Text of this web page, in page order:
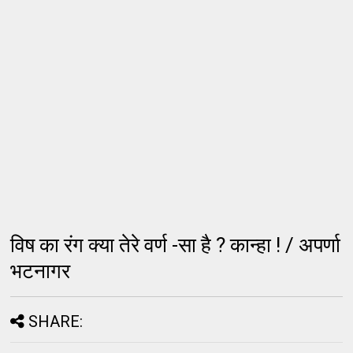
विष का रंग क्या तेरे वर्ण -सा है ? कान्हा ! / अपर्णा
भटनागर
SHARE: